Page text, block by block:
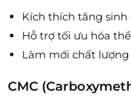
Kích thích tăng sinh
Hỗ trợ tối ưu hóa
Làm mới chất
CMC